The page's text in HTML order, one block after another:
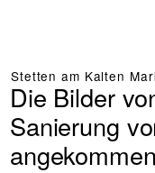
Stetten am Kalten
Die Bilder
Sanierung